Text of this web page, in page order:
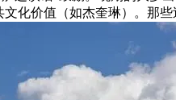
化价值（如杰奎琳）。那